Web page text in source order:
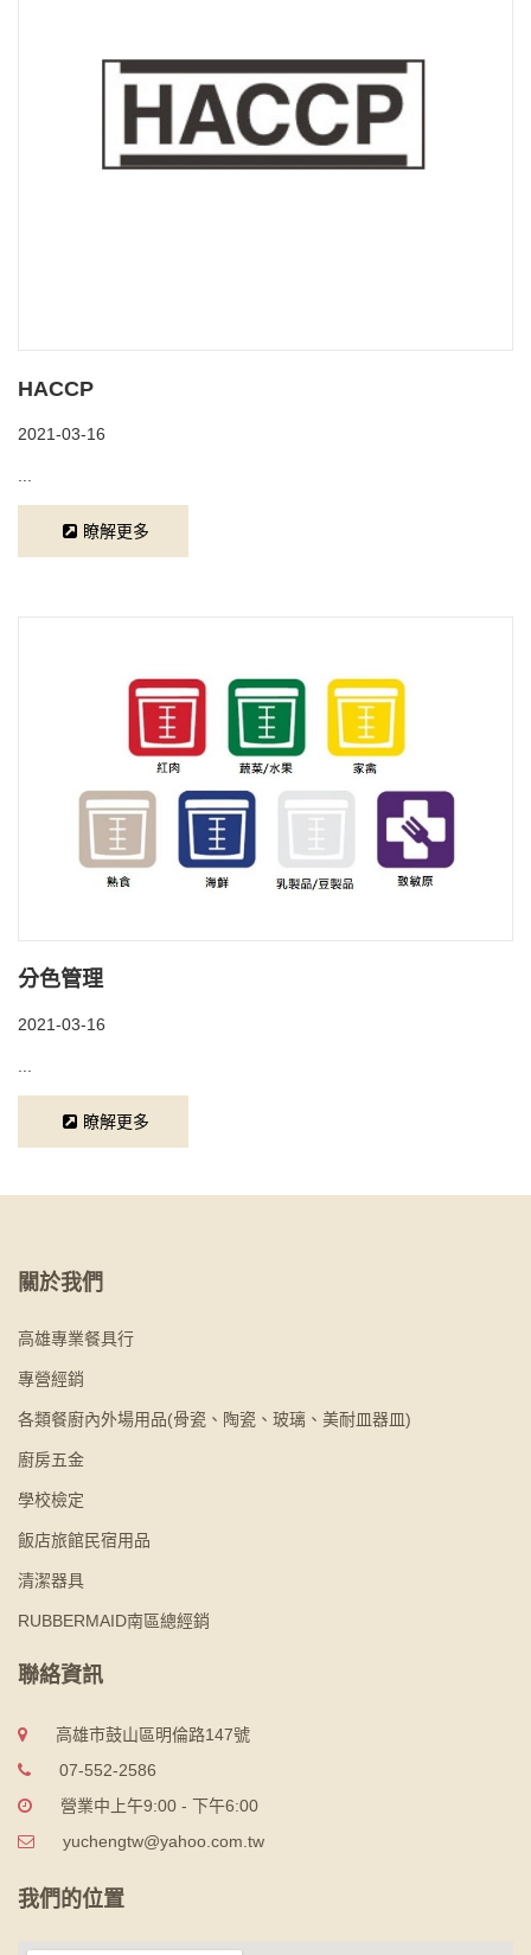
HACCP
2021-03-16
瞭解更多
分色管理
2021-03-16
...
瞭解更多
關於我們
高雄專業餐具行
專營經銷
各類餐廚內外場用品(骨瓷、陶瓷、玻璃、美耐皿器皿)
廚房五金
學校檢定
飯店旅館民宿用品
清潔器具
RUBBERMAID南區總經銷
聯絡資訊
高雄市鼓山區明倫路147號
07-552-2586
營業中上午9:00 - 下午6:00
yuchengtw@yahoo.com.tw
我們的位置